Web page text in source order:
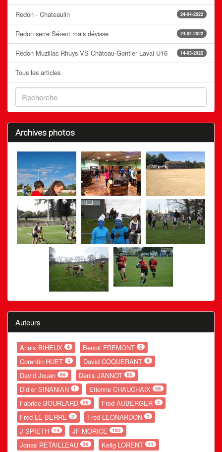
24-04-2022
Redon - Chateaulin
24-04-2022
Redon serre Sérent mais dévisse
14-03-2022
Redon Muzillac Rhuys VS Château-Gontier Laval U16
Tous les articles
Archives photos
Auteurs
Anais BIHEUX 4 Benoit FREMONT 2
Corentin HUET 4 David COQUERANT 4
David Jouan 69 Denis JANNOT 89
Didier SINANIAN 1 Etienne CHAUCHAIX 58
Fabrice BOURLARD 25 Fred AUBERGER 4
Fred LE BERRE 2 Fred LEONARDON 1
J SPIETH 14 JF MORICE 192
Jonas RETAILLEAU 30 Kelig LORENT 11